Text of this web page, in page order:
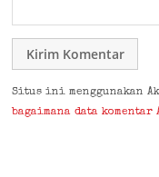
Situs ini menggunakan
bagaimana data komentar